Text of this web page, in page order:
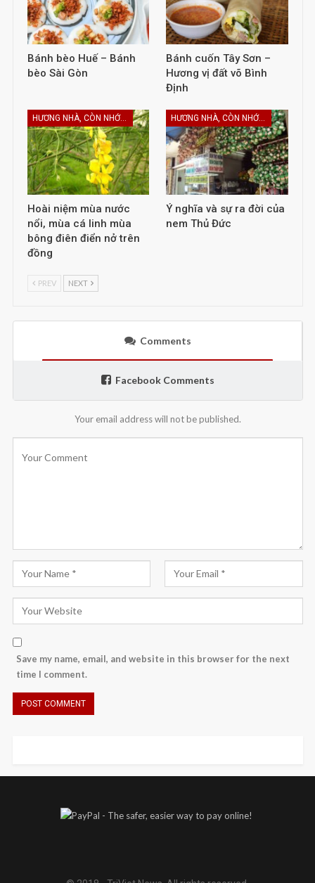
Bánh bèo Huế – Bánh
bèo Sài Gòn
Bánh cuốn Tây Sơn –
Hương vị đất võ Bình
Định
HƯƠNG NHÀ, CÒN NHỚ KHÔNG EM
Hoài niệm mùa nước
nổi, mùa cá linh mùa
bông điên điển nở trên
đồng
HƯƠNG NHÀ, CÒN NHỚ KHÔNG EM
Ý nghĩa và sự ra đời của
nem Thủ Đức
PREV NEXT
Comments
Facebook Comments
Your email address will not be published.
Save my name, email, and website in this browser for the next
time I comment.